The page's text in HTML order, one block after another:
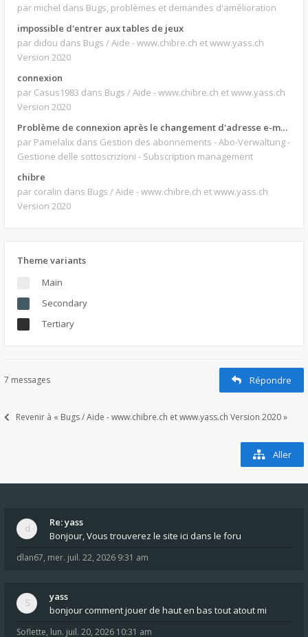
par michel dans Bugs, problèmes et demandes d'amélioration
impossible d'entrer aux tables de jeux
par didou dans Bugs / Aide - www.chibre.ch et www.yass.ch
Version 2020
connexion
par Casus1983 dans Bugs / Aide - www.chibre.ch et www.yass.ch
Version 2020
Problème de connexion après le changement d'adresse e-mail.
par Pamelalix dans Gestion des abonnements - Abo-Verwaltung -
Gestione delle sottoscrizioni - Subscription management
chibre
par coralin dans Bugs / Aide - www.chibre.ch et www.yass.ch
Version 2020
Theme variants
Main
Secondary
Tertiary
7 messages Répondre
Revenir à « Bugs / Aide - www.chibre.ch et www.yass.ch Version 2020 »
Aller
Re: yass
Bonjour, Vous trouverez le site ici dans le foru
dlan67, mer. juil. 22, 2026 9:31 am
yass
bonjour comment jouer de haut en bas tout atout mi
Soflette, lun. juil. 20, 2026 10:31 am